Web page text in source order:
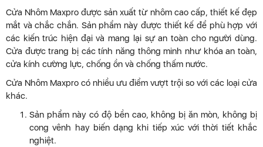
Cửa Nhôm Maxpro được sản xuất từ nhôm cao cấp, thiết kế đẹp
mắt và chắc chắn. Sản phẩm này được thiết kế để phù hợp với
các kiến trúc hiện đại và mang lại sự an toàn cho người dùng.
Cửa được trang bị các tính năng thông minh như khóa an toàn,
cửa kính cường lực, chống ồn và chống thấm nước.
Cửa Nhôm Maxpro có nhiều ưu điểm vượt trội so với các loại cửa
khác.
Sản phẩm này có độ bền cao, không bị ăn mòn, không bị
cong vênh hay biến dạng khi tiếp xúc với thời tiết khắc
nghiệt.